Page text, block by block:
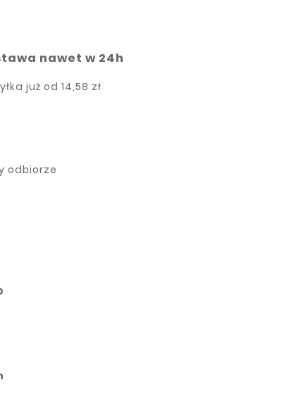
nawet w 24h
już od 14,58 zł
odbiorze